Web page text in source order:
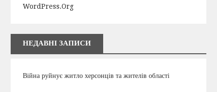
WordPress.org
НЕДАВНІ ЗАПИСИ
Війна руйнує житло херсонців та жителів області